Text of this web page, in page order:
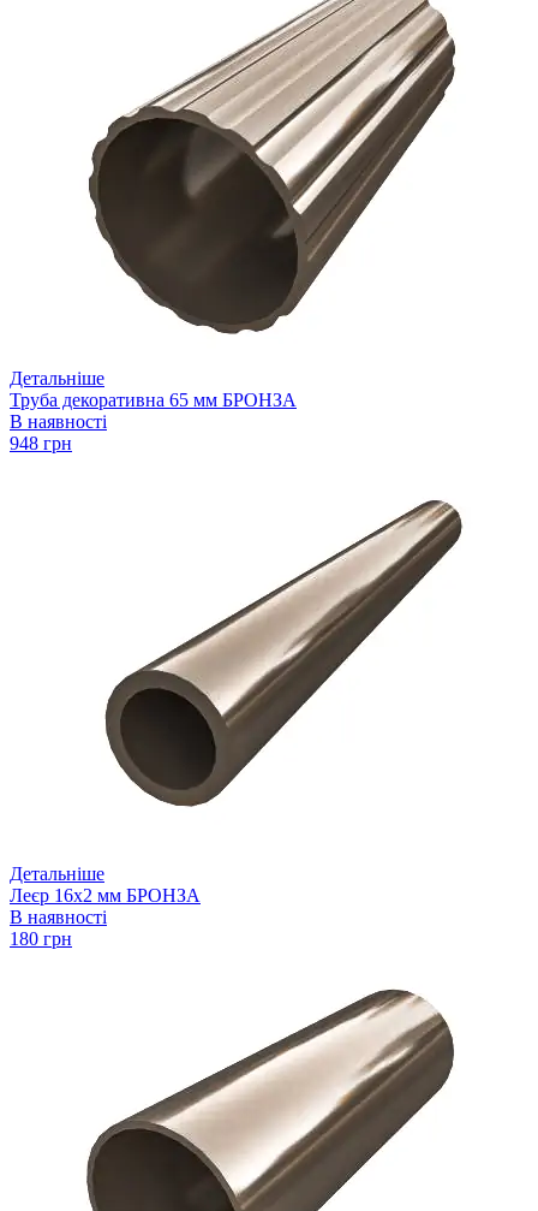
Детальніше
Труба декоративна 65 мм БРОНЗА
В наявності
948 грн
Детальніше
Леєр 16х2 мм БРОНЗА
В наявності
180 грн